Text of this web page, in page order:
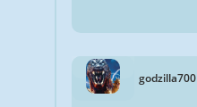
godzilla700